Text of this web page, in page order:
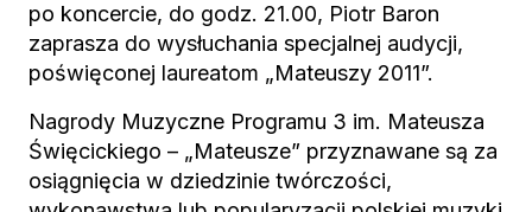
po koncercie, do godz. 21.00, Piotr Baron
zaprasza do wysłuchania specjalnej audycji,
poświęconej laureatom „Mateuszy 2011”.
Nagrody Muzyczne Programu 3 im. Mateusza
Święcickiego – „Mateusze” przyznawane są za
osiągnięcia w dziedzinie twórczości,